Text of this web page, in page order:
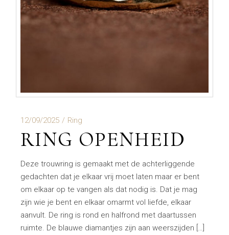
12/09/2025 Ring
RING OPENHEID
Deze trouwring is gemaakt met de achterliggende
gedachten dat je elkaar vrij moet laten maar er bent
om elkaar op te vangen als dat nodig is. Dat je mag
zijn wie je bent en elkaar omarmt vol liefde, elkaar
aanvult. De ring is rond en halfrond met daartussen
ruimte. De blauwe diamantjes zijn aan weerszijden […]